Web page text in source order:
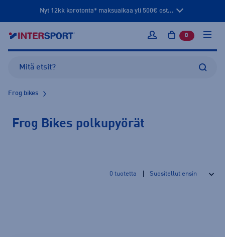
Nyt 12kk korotonta* maksuaikaa yli 500€ ost...
Kirjaudu sisään
0 tuotetta
Frog bikes
Frog Bikes polkupyörät
0 tuotetta